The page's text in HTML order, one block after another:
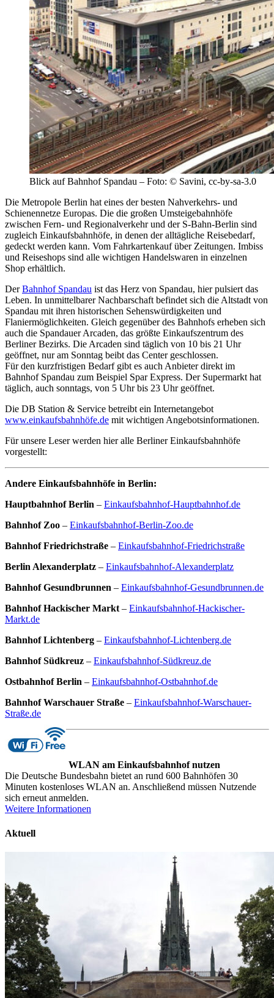
Blick auf Bahnhof Spandau – Foto: © Savini, cc-by-sa-3.0
Die Metropole Berlin hat eines der besten Nahverkehrs- und
Schienennetze Europas. Die die großen Umsteigebahnhöfe
zwischen Fern- und Regionalverkehr und der S-Bahn-Berlin sind
zugleich Einkaufsbahnhöfe, in denen der alltägliche Reisebedarf,
gedeckt werden kann. Vom Fahrkartenkauf über Zeitungen. Imbiss
und Reiseshops sind alle wichtigen Handelswaren in einzelnen
Shop erhältlich.
DerBahnhof Spandau ist das Herz von Spandau, hier pulsiert das
Leben. In unmittelbarer Nachbarschaft befindet sich die Altstadt von
Spandau mit ihren historischen Sehenswürdigkeiten und
Flaniermöglichkeiten. Gleich gegenüber des Bahnhofs erheben sich
auch die Spandauer Arcaden, das größte Einkaufszentrum des
Berliner Bezirks. Die Arcaden sind täglich von 10 bis 21 Uhr
geöffnet, nur am Sonntag beibt das Center geschlossen.
Für den kurzfristigen Bedarf gibt es auch Anbieter direkt im
Bahnhof Spandau zum Beispiel Spar Express. Der Supermarkt hat
täglich, auch sonntags, von 5 Uhr bis 23 Uhr geöffnet.
Die DB Station & Service betreibt ein Internetangebot
www.einkaufsbahnhöfe.de mit wichtigen Angebotsinformationen.
Für unsere Leser werden hier alle Berliner Einkaufsbahnhöfe
vorgestellt:
Andere Einkaufsbahnhöfe in Berlin:
Hauptbahnhof Berlin – Einkaufsbahnhof-Hauptbahnhof.de
Bahnhof Zoo – Einkaufsbahnhof-Berlin-Zoo.de
Bahnhof Friedrichstraße – Einkaufsbahnhof-Friedrichstraße
Berlin Alexanderplatz – Einkaufsbahnhof-Alexanderplatz
Bahnhof Gesundbrunnen – Einkaufsbahnhof-Gesundbrunnen.de
Bahnhof Hackischer Markt – Einkaufsbahnhof-Hackischer-
Markt.de
Bahnhof Lichtenberg – Einkaufsbahnhof-Lichtenberg.de
Bahnhof Südkreuz – Einkaufsbahnhof-Südkreuz.de
Ostbahnhof Berlin – Einkaufsbahnhof-Ostbahnhof.de
Bahnhof Warschauer Straße – Einkaufsbahnhof-Warschauer-
Straße.de
WLAN am Einkaufsbahnhof nutzen
Die Deutsche Bundesbahn bietet an rund 600 Bahnhöfen 30
Minuten kostenloses WLAN an. Anschließend müssen Nutzende
sich erneut anmelden.
Weitere Informationen
Aktuell